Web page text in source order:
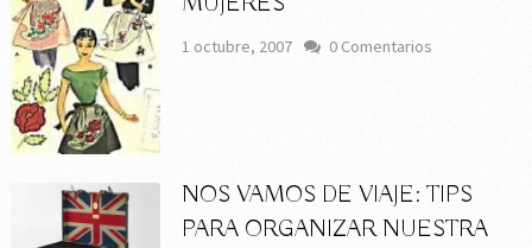
1 octubre, 2007 0 Comentarios
NOS VAMOS DE VIAJE: TIPS
PARA ORGANIZAR NUESTRA